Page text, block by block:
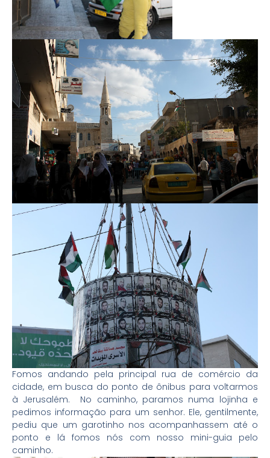
Fomos andando pela principal rua de comércio da
cidade, em busca do ponto de ônibus para voltarmos
à Jerusalém. No caminho, paramos numa lojinha e
pedimos informação para um senhor. Ele, gentilmente,
pediu que um garotinho nos acompanhassem até o
ponto e lá fomos nós com nosso mini-guia pelo
caminho.